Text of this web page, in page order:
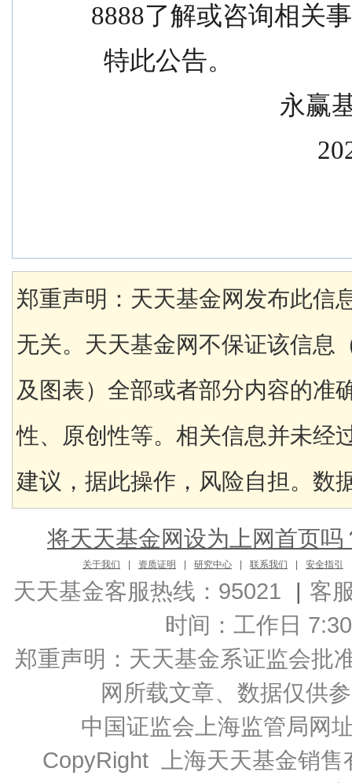
8888了解或咨询相关
  特此公告。
郑重声明：天天基金网发布此信
无关。天天基金网不保证该信息
及图表）全部或者部分内容的准
性、原创性等。相关信息并未经
建议，据此操作，风险自担。数
将天天基金网设为上网首页吗
关于我们 资质证明 研究中心 联系我们 安全指引
天天基金客服热线：95021 | 客
时间：工作日
郑重声明： 天天基金系证监会批
网所载文章、数据仅供
中国证监会上海监管局网
CopyRight 上海天天基金销